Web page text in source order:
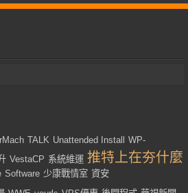
TALK Unattended Install
WP-
VestaCP 系統維運 推特上在夯什麼
Software 少康戰情室 資安